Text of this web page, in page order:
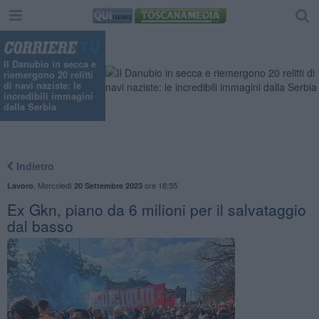
Il Danubio in secca e
riemergono 20 relitti
di navi naziste: le
incredibili immagini
dalla Serbia
Indietro
Lavoro Mercoledì 20 Settembre 2023ore 18:55
Ex Gkn, piano da 6 milioni per il salvataggio
dal basso